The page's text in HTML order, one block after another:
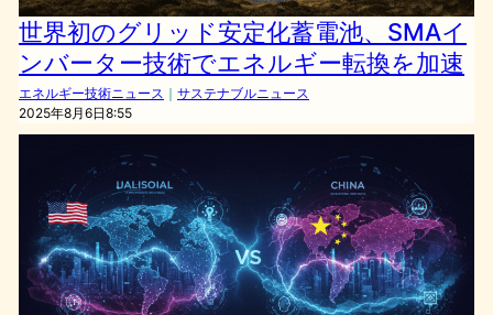
世界初のグリッド安定化蓄電池、SMAイ
ンバーター技術でエネルギー転換を加速
エネルギー技術ニュース ｜ サステナブルニュース
2025年8月6日8:55